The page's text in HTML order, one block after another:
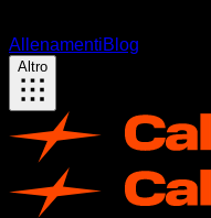
AllenamentiBlog
Altro